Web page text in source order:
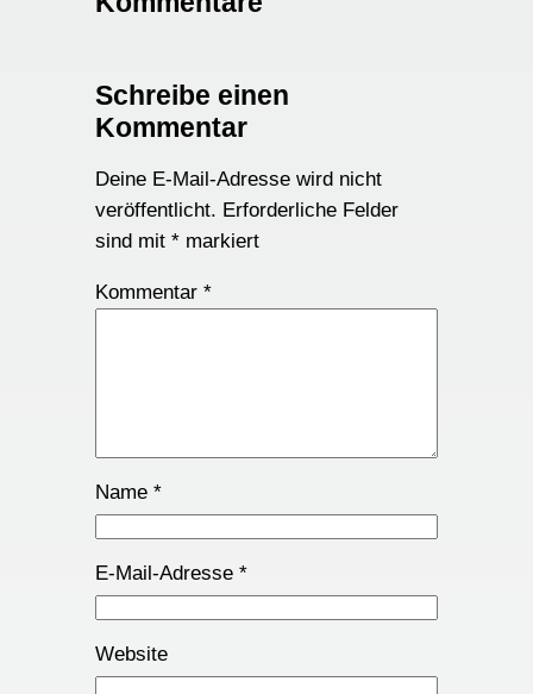
Schreibe einen
Kommentar
Deine E-Mail-Adresse wird nicht
veröffentlicht. Erforderliche Felder
sind mit *markiert
Kommentar *
Name *
E-Mail-Adresse *
Website